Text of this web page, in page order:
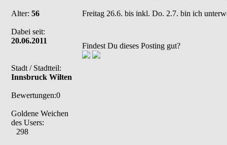
Alter: 56
Dabei seit:
20.06.2011
Stadt / Stadtteil:
Innsbruck Wilten
Bewertungen:0
Goldene Weichen
des Users:
298
Freitag 26.6. bis inkl. Do. 2.7. bin ich
Findest Du dieses Posting gut?